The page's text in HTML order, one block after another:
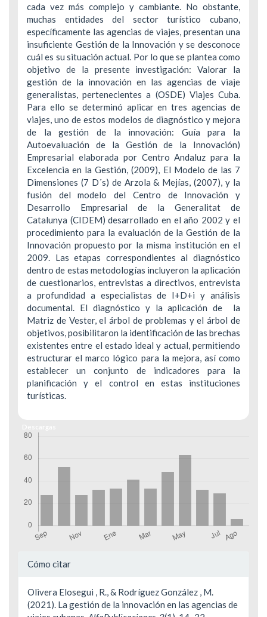
cada vez más complejo y cambiante. No obstante,
muchas entidades del sector turístico cubano,
específicamente las agencias de viajes, presentan una
insuficiente Gestión de la Innovación y se desconoce
cuál es su situación actual. Por lo que se plantea como
objetivo de la presente investigación: Valorar la
gestión de la innovación en las agencias de viaje
generalistas, pertenecientes a (OSDE) Viajes Cuba.
Para ello se determinó aplicar en tres agencias de
viajes, uno de estos modelos de diagnóstico y mejora
de la gestión de la innovación: Guía para la
Autoevaluación de la Gestión de la Innovación)
Empresarial elaborada por Centro Andaluz para la
Excelencia en la Gestión, (2009), El Modelo de las 7
Dimensiones (7 D´s) de Arzola & Mejías, (2007), y la
fusión del modelo del Centro de Innovación y
Desarrollo Empresarial de la Generalitat de
Catalunya (CIDEM) desarrollado en el año 2002 y el
procedimiento para la evaluación de la Gestión de la
Innovación propuesto por la misma institución en el
2009. Las etapas correspondientes al diagnóstico
dentro de estas metodologías incluyeron la aplicación
de cuestionarios, entrevistas a directivos, entrevista
a profundidad a especialistas de I+D+i y análisis
documental. El diagnóstico y la aplicación de la
Matriz de Vester, el árbol de problemas y el árbol de
objetivos, posibilitaron la identificación de las brechas
existentes entre el estado ideal y actual, permitiendo
estructurar el marco lógico para la mejora, así como
establecer un conjunto de indicadores para la
planificación y el control en estas instituciones
turísticas.
Detalles
artículo
Cómo citar
Olivera Elosegui , R., & Rodríguez González , M.
(2021). La gestión de la innovación en las agencias de